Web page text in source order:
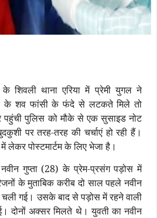
शिवली थाना एरिया में प्रेमी युगल ने
के शव फांसी के फंदे से लटकते मिले तो
पुलिस को मौके से एक सुसाइड नोट
पर तरह-तरह की चर्चाएं हो रही हैं।
लेकर पोस्टमार्टम के लिए भेजा है।
गुप्ता (28) के प्रेम-प्रसंग पड़ोस में
के मुताबिक करीब दो साल पहले नवीन
गई। उसके बाद से पड़ोस में रहने वाली
दोनों अक्सर मिलते थे। युवती का नवीन